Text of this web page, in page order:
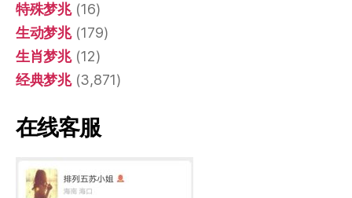
特殊梦兆(16)
生动梦兆(179)
生肖梦兆(12)
经典梦兆(3,871)
在线客服